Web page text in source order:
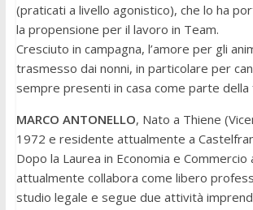
(praticati a livello agonistico), che lo ha
la propensione per il lavoro in Team.
Cresciuto in campagna, l’amore per gli
trasmesso dai nonni, in particolare per
sempre presenti in casa come parte della
MARCO ANTONELLO, Nato a Thiene
1972 e residente attualmente a
Dopo la Laurea in Economia e Commercio
attualmente collabora come libero
studio legale e segue due attività